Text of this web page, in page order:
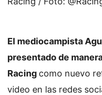
El mediocampista
presentado de
Racing como nuevo
video en las redes